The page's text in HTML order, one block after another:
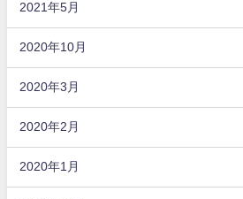
2021年5月
2020年10月
2020年3月
2020年2月
2020年1月